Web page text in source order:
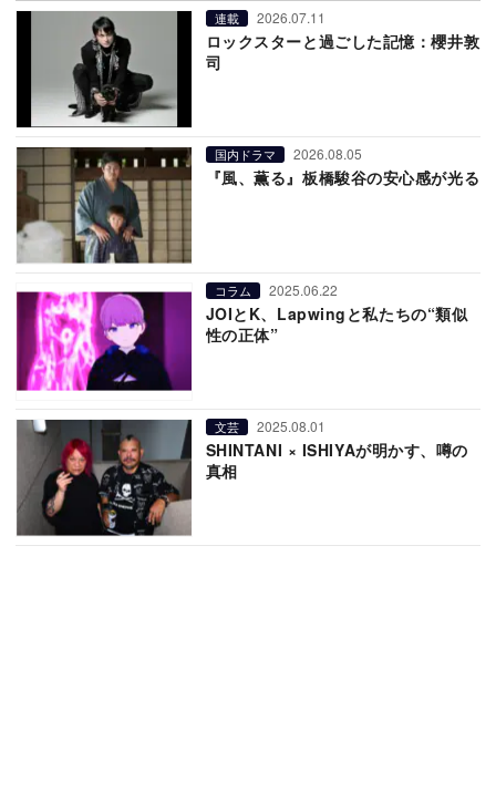
連載 2026.07.11
ロックスターと過ごした記憶：櫻井敦
司
国内ドラマ 2026.08.05
『風、薫る』板橋駿谷の安心感が光る
コラム 2025.06.22
JOIとK、Lapwingと私たちの“類似
性の正体”
文芸 2025.08.01
SHINTANI × ISHIYAが明かす、噂の
真相